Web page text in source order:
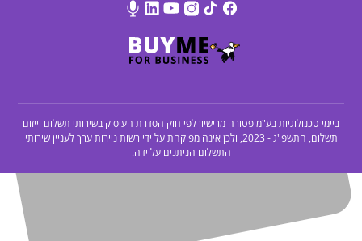
ביימי טכנולוגיות בע"מ פטורה מרישיון לפי חוק הסדרת העיסוק בשירותי תשלום וייזום
תשלום, התשפ"ג - 2023, ולכן אינה מפוקחת על ידי רשות ניירות ערך לעניין שירותי
התשלום הניתנים על ידה.